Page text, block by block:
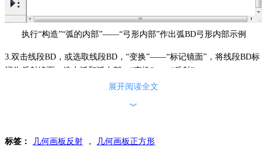
执行“构造”“弧的内部”——“弓形内部”作出弧BD弓形内部示例
3.双击线段BD，或选取线段BD，“变换”——“标记镜面”，将线段BD标
记为反射镜面。选中弧和弧内部，“变换”——“反射”。
选中弧和弧内部执行“变换”——“反射”示例
记为反射镜面。按住鼠标左键框选整个正方形，“变换”——“反射”。
展开阅读全文
︾
标签： 几何画板反射 ， 几何画板正方形